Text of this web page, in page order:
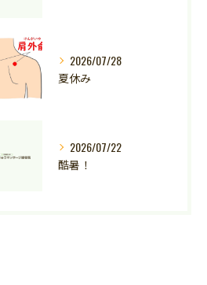
2026/07/28
夏休み
2026/07/22
酷暑！